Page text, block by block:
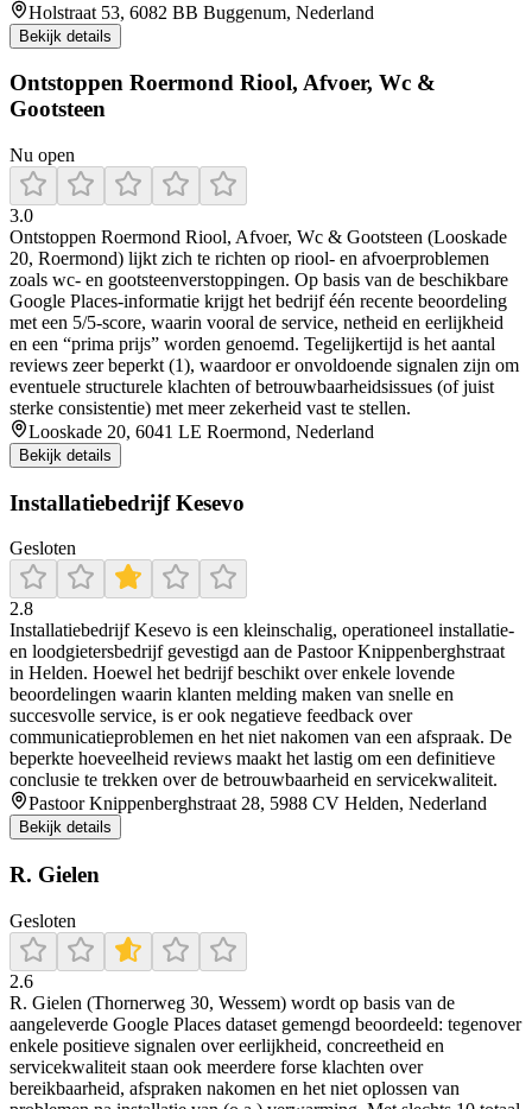
Holstraat 53, 6082 BB Buggenum, Nederland
Bekijk details
Ontstoppen Roermond Riool, Afvoer, Wc &
Gootsteen
Nu open
3.0
Ontstoppen Roermond Riool, Afvoer, Wc & Gootsteen (Looskade
20, Roermond) lijkt zich te richten op riool- en afvoerproblemen
zoals wc- en gootsteenverstoppingen. Op basis van de beschikbare
Google Places-informatie krijgt het bedrijf één recente beoordeling
met een 5/5-score, waarin vooral de service, netheid en eerlijkheid
en een “prima prijs” worden genoemd. Tegelijkertijd is het aantal
reviews zeer beperkt (1), waardoor er onvoldoende signalen zijn om
eventuele structurele klachten of betrouwbaarheidsissues (of juist
sterke consistentie) met meer zekerheid vast te stellen.
Looskade 20, 6041 LE Roermond, Nederland
Bekijk details
Installatiebedrijf Kesevo
Gesloten
2.8
Installatiebedrijf Kesevo is een kleinschalig, operationeel installatie-
en loodgietersbedrijf gevestigd aan de Pastoor Knippenberghstraat
in Helden. Hoewel het bedrijf beschikt over enkele lovende
beoordelingen waarin klanten melding maken van snelle en
succesvolle service, is er ook negatieve feedback over
communicatieproblemen en het niet nakomen van een afspraak. De
beperkte hoeveelheid reviews maakt het lastig om een definitieve
conclusie te trekken over de betrouwbaarheid en servicekwaliteit.
Pastoor Knippenberghstraat 28, 5988 CV Helden, Nederland
Bekijk details
R. Gielen
Gesloten
2.6
R. Gielen (Thornerweg 30, Wessem) wordt op basis van de
aangeleverde Google Places dataset gemengd beoordeeld: tegenover
enkele positieve signalen over eerlijkheid, concreetheid en
servicekwaliteit staan ook meerdere forse klachten over
bereikbaarheid, afspraken nakomen en het niet oplossen van